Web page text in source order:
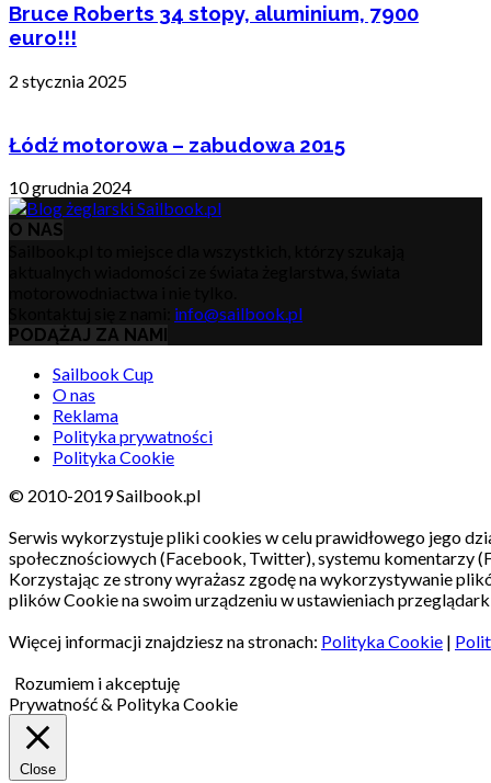
Bruce Roberts 34 stopy, aluminium, 7900
euro!!!
2 stycznia 2025
Łódź motorowa – zabudowa 2015
10 grudnia 2024
O NAS
info@sailbook.pl
PODĄŻAJ ZA NAMI
Sailbook Cup
O nas
Reklama
Polityka prywatności
Polityka Cookie
© 2010-2019 Sailbook.pl
Serwis wykorzystuje pliki cookies w celu prawidłowego jego
społecznościowych (Facebook, Twitter), systemu komentarzy
Korzystając ze strony wyrażasz zgodę na wykorzystywanie
plików Cookie na swoim urządzeniu w ustawieniach
Więcej informacji znajdziesz na stronach: Polityka Cookie |
Rozumiem i akceptuję
Prywatność & Polityka Cookie
Close